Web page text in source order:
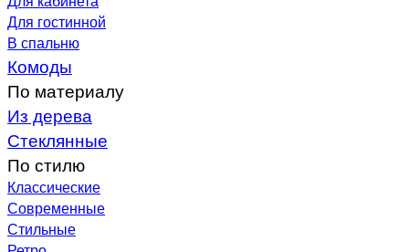
Для гостинной
В спальню
Комоды
По материалу
Из дерева
Стеклянные
По стилю
Классические
Современные
Стильные